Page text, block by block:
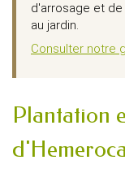
d'arrosage et
au jardin.
Consulter notre
Plantation